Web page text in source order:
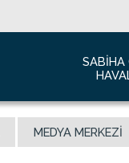
SABIHA
MEDYA MERKEZI